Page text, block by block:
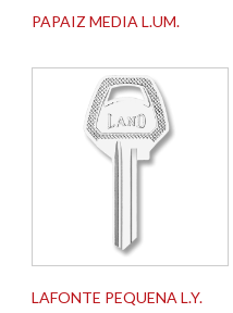
PAPAIZ MEDIA L.UM.
LAFONTE PEQUENA L.Y.